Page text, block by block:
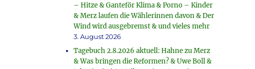
– Hitze & Ganteför Klima & Porno – Kinder
& Merz laufen die Wählerinnen davon & Der
Wind wird ausgebremst & und vieles mehr
3. August 2026
Tagebuch 2.8.2026 aktuell: Hahne zu Merz
& Was bringen die Reformen? & Uwe Boll &